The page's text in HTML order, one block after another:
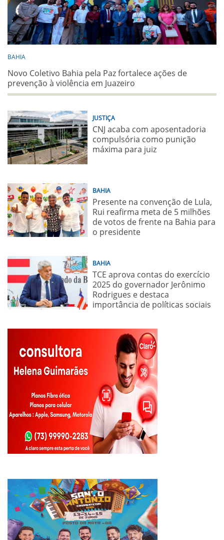
BAHIA
Novo Coletivo Bahia pela Paz fortalece ações de
prevenção à violência em Juazeiro
JUSTIÇA
CNJ acaba com aposentadoria
compulsória como punição
máxima para juiz
BAHIA
Presente na convenção de Lula,
Rui reafirma meta de 5 milhões
de votos de frente na Bahia para
o presidente
BAHIA
TCE aprova contas do exercício
2025 do governador Jerônimo
Rodrigues e destaca
importância de políticas sociais